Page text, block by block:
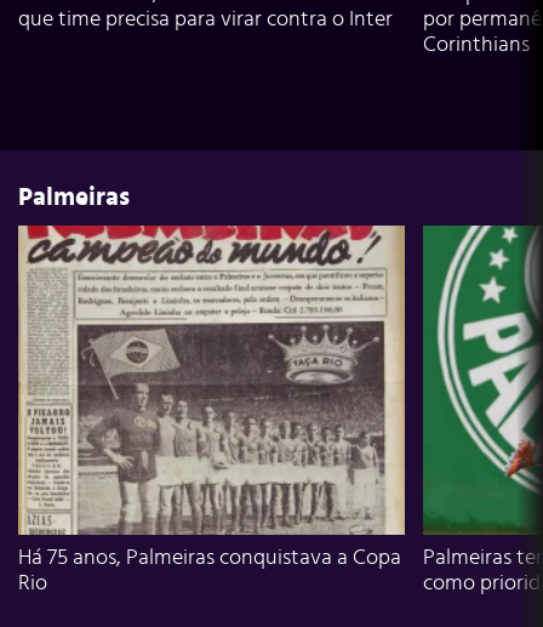
que time precisa para virar contra o Inter
por
Corinthians
Palmeiras
Há 75 anos, Palmeiras conquistava a Copa
Rio
Palmeiras
como